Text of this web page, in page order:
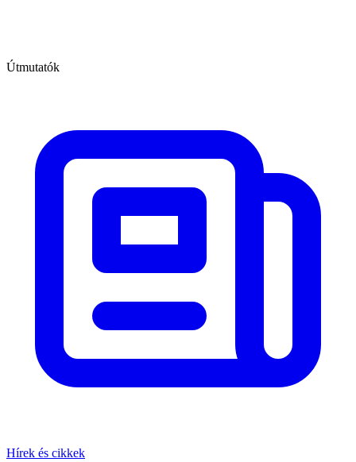
Útmutatók
Hírek és cikkek